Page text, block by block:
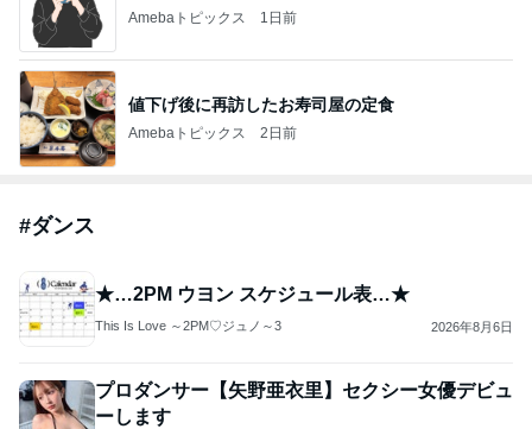
Amebaトピックス 1日前
値下げ後に再訪したお寿司屋の定食
Amebaトピックス 2日前
#ダンス
★…2PM ウヨン スケジュール表…★
This Is Love ～2PM♡ジュノ～3 2026年8月6日
プロダンサー【矢野亜衣里】セクシー女優デビュ
ーします